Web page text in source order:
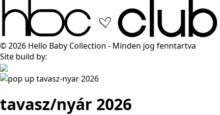
© 2026 Hello Baby Collection - Minden jog fenntartva
Site build by:
tavasz/nyár 2026